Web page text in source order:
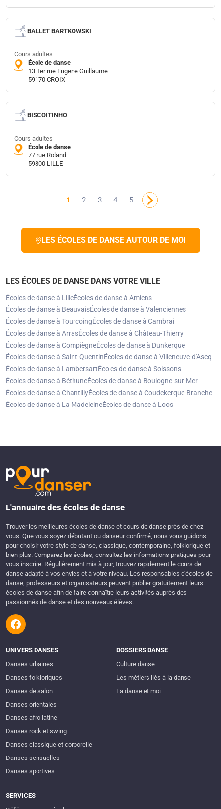
BALLET BARTKOWSKI
Cours adultes
École de danse
13 Ter rue Eugene Guillaume
59170 CROIX
BISCOITINHO
Cours adultes
École de danse
77 rue Roland
59800 LILLE
1 2 3 4 5
LES ÉCOLES DE DANSE AUTOUR DE MOI
LES ÉCOLES DE DANSE DANS VOTRE VILLE
Écoles de danse à LilleÉcoles de danse à Amiens
Écoles de danse à BeauvaisÉcoles de danse à Valenciennes
Écoles de danse à TourcoingÉcoles de danse à Cambrai
Écoles de danse à ArrasÉcoles de danse à Château-Thierry
Écoles de danse à CompiègneÉcoles de danse à Dunkerque
Écoles de danse à Saint-QuentinÉcoles de danse à Villeneuve-d'Ascq
Écoles de danse à LambersartÉcoles de danse à Soissons
Écoles de danse à BéthuneÉcoles de danse à Boulogne-sur-Mer
Écoles de danse à ChantillyÉcoles de danse à Coudekerque-Branche
Écoles de danse à La MadeleineÉcoles de danse à Loos
L'annuaire des écoles de danse
Trouver les meilleures écoles de danse et cours de danse près de chez
vous. Que vous soyez débutant ou danseur confirmé, nous vous guidons
pour choisir votre style de danse, classique, contemporaine, folklorique et
bien plus. Comparez les écoles, consultez les informations pratiques pour
vous inscrire. Régulièrement mis à jour, trouvez rapidement le cours de
danse adapté à vos envies et à votre niveau. Les responsables d'écoles de
danse, professeurs et organisateurs peuvent publier gratuitement leurs
écoles de danse afin de faire connaître leurs activités auprès des
passionnés de danse et des nouveaux élèves.
UNIVERS DANSES
Danses urbaines
Danses folkloriques
Danses de salon
Danses orientales
Danses afro latine
Danses rock et swing
Danses classique et corporelle
Danses sensuelles
Danses sportives
DOSSIERS DANSE
Culture danse
Les métiers liés à la danse
La danse et moi
SERVICES